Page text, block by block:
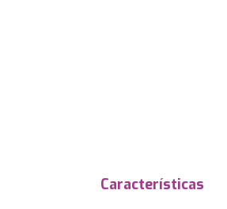
Características